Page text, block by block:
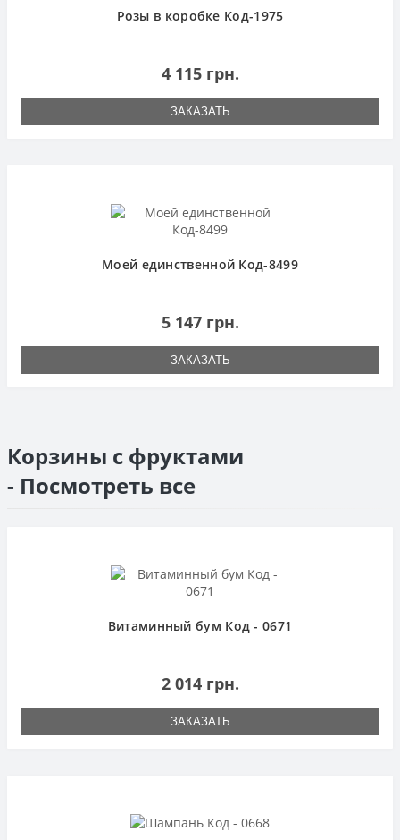
Розы в коробке Код-1975
4 115 грн.
ЗАКАЗАТЬ
Моей единственной Код-8499
5 147 грн.
ЗАКАЗАТЬ
Корзины с фруктами
- Посмотреть все
Витаминный бум Код - 0671
2 014 грн.
ЗАКАЗАТЬ